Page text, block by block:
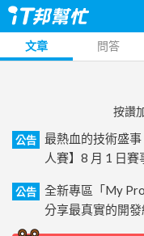
文章 問答
按讚
公告
最熱血的技術盛
人賽】8 月 1 日賽
公告
全新專區「My
分享最真實的開